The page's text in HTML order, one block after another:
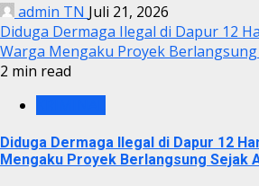
admin TN Juli 21, 2026
Diduga Dermaga Ilegal di Dapur 12
Warga Mengaku Proyek
2 min read
Diduga Dermaga Ilegal di Dapur 12
Mengaku Proyek Berlangsung Sejak